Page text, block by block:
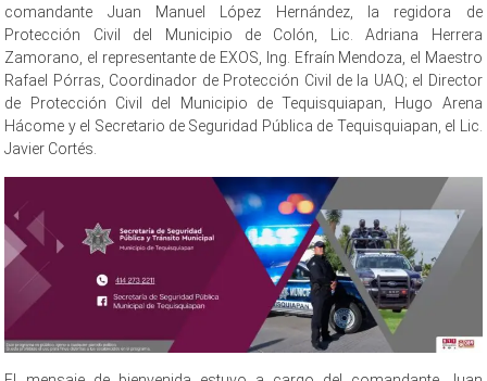
comandante Juan Manuel López Hernández, la regidora de
Protección Civil del Municipio de Colón, Lic. Adriana Herrera
Zamorano, el representante de EXOS, Ing. Efraín Mendoza, el Maestro
Rafael Pórras, Coordinador de Protección Civil de la UAQ; el Director
de Protección Civil del Municipio de Tequisquiapan, Hugo Arena
Hácome y el Secretario de Seguridad Pública de Tequisquiapan, el Lic.
Javier Cortés.